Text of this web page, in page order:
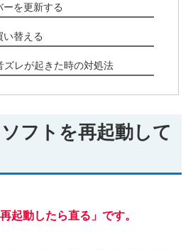
ーを更新する
い替える
ズレが起きた時の対処法
フトを再起動して
起動したら直る」です。